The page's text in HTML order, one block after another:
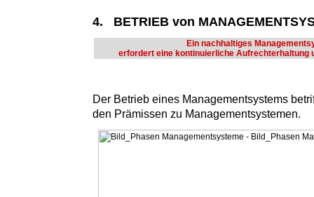
4. BETRIEB von
Ein nachhaltiges
erfordert eine kontinuierliche Aufrechterhaltung
Der Betrieb eines Managementsystems
den Prämissen zu Managementsystemen.